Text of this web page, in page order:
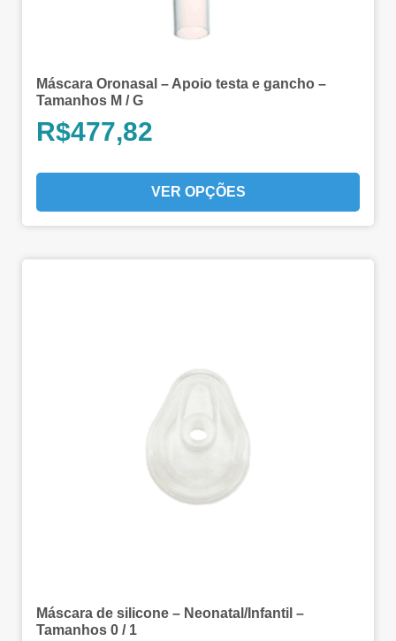
Máscara Oronasal – Apoio testa e gancho –
Tamanhos M / G
R$477,82
VER OPÇÕES
Máscara de silicone – Neonatal/Infantil –
Tamanhos 0 / 1